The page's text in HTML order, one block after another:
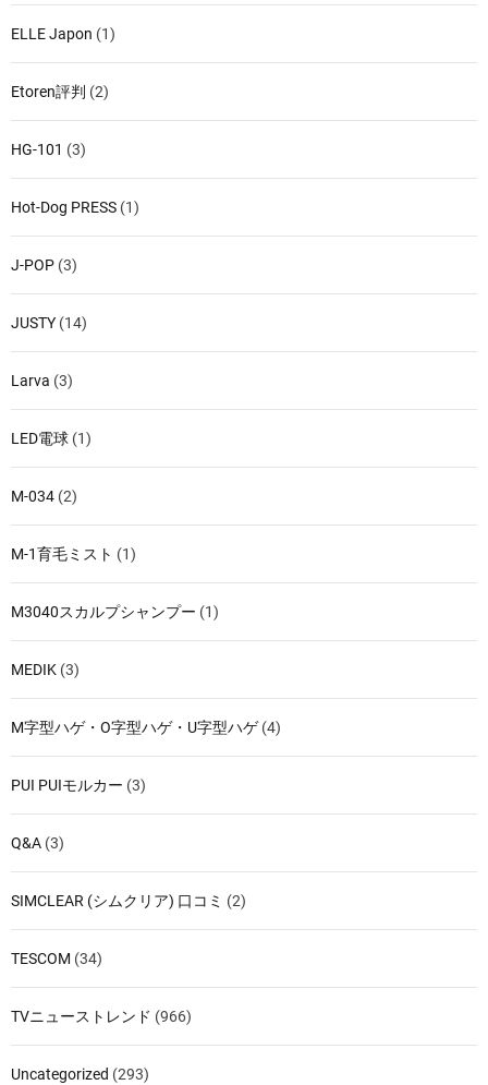
ELLE Japon (1)
Etoren評判 (2)
HG-101 (3)
Hot-Dog PRESS (1)
J-POP (3)
JUSTY (14)
Larva (3)
LED電球 (1)
M-034 (2)
M-1育毛ミスト (1)
M3040スカルプシャンプー (1)
MEDIK (3)
M字型ハゲ・O字型ハゲ・U字型ハゲ(4)
PUI PUIモルカー (3)
Q&A (3)
SIMCLEAR (シムクリア) 口コミ (2)
TESCOM (34)
TVニューストレンド (966)
Uncategorized (293)